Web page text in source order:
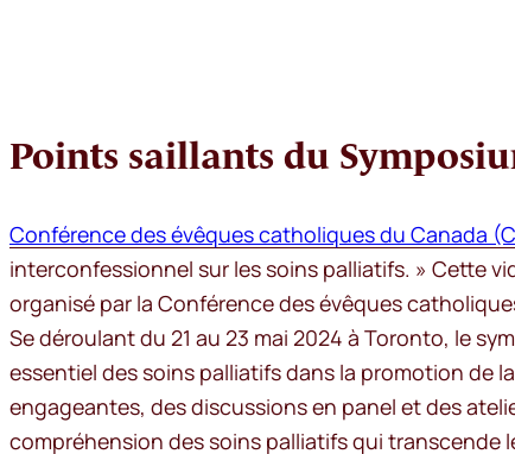
Points saillants du
Conférence des évêques catholiques du Canada
interconfessionnel sur les soins palliatifs. » Cette
organisé par la Conférence des évêques
Se déroulant du 21 au 23 mai 2024 à Toronto, le
essentiel des soins palliatifs dans la promotion de
engageantes, des discussions en panel et des
compréhension des soins palliatifs qui transcende